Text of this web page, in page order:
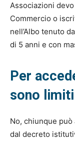
Associazioni
Commercio o
nell’Albo tenuto
di 5 anni e con
Per
sono
No, chiunque
dal decreto